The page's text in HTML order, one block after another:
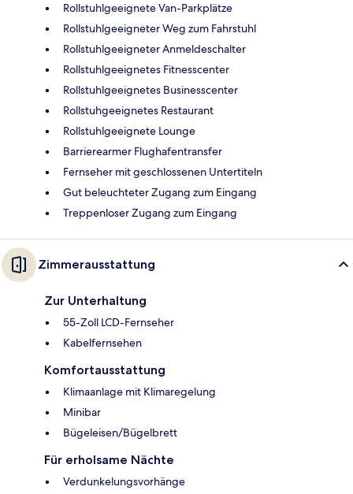
Rollstuhlgeeignete Van-Parkplätze
Rollstuhlgeeigneter Weg zum Fahrstuhl
Rollstuhlgeeigneter Anmeldeschalter
Rollstuhlgeeignetes Fitnesscenter
Rollstuhlgeeignetes Businesscenter
Rollstuhgeeignetes Restaurant
Rollstuhlgeeignete Lounge
Barrierearmer Flughafentransfer
Fernseher mit geschlossenen Untertiteln
Gut beleuchteter Zugang zum Eingang
Treppenloser Zugang zum Eingang
Zimmerausstattung
Zur Unterhaltung
55-Zoll LCD-Fernseher
Kabelfernsehen
Komfortausstattung
Klimaanlage mit Klimaregelung
Minibar
Bügeleisen/Bügelbrett
Für erholsame Nächte
Verdunkelungsvorhänge